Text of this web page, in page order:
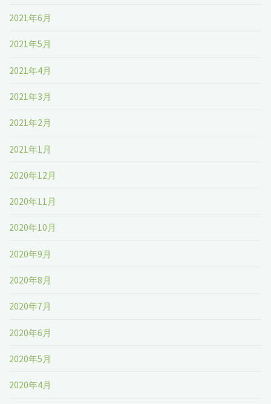
2021年6月
2021年5月
2021年4月
2021年3月
2021年2月
2021年1月
2020年12月
2020年11月
2020年10月
2020年9月
2020年8月
2020年7月
2020年6月
2020年5月
2020年4月